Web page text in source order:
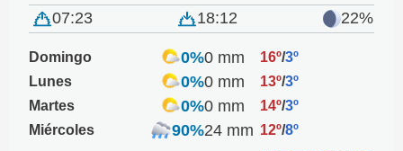
07:23 18:12 22%
Domingo 0%0 mm 16º/3º
Lunes
0%0 mm 13º/3º
Martes
0%0 mm 14º/3º
Miércoles
90%24 mm 12º/8º